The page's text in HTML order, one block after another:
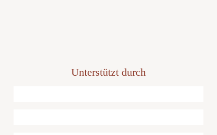
Unterstützt durch